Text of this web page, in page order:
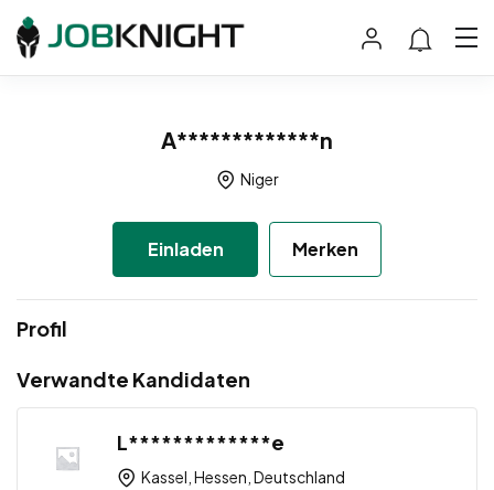
A*************n
Niger
Einladen Merken
Profil
Verwandte Kandidaten
L*************e
Kassel, Hessen, Deutschland